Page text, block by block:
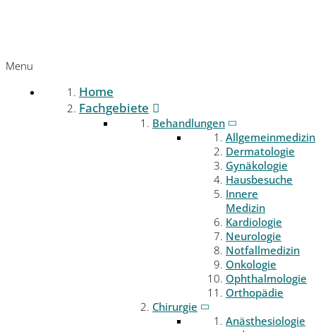
Menu
Home
Fachgebiete
Behandlungen
Allgemeinmedizin
Dermatologie
Gynäkologie
Hausbesuche
Innere
Medizin
Kardiologie
Neurologie
Notfallmedizin
Onkologie
Ophthalmologie
Orthopädie
Chirurgie
Anästhesiologie